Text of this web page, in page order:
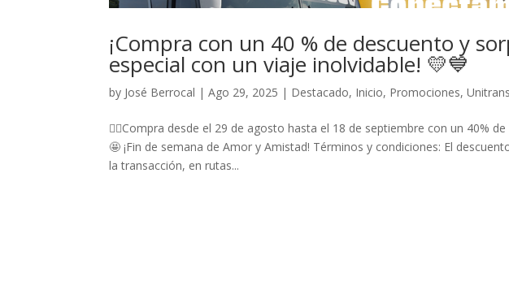
¡Compra con un 40 % de descuento y
especial con un viaje inolvidable! 💛💙
by José Berrocal |Ago 29, 2025 | Destacado, Inicio, Promociones,
☝🏼Compra desde el 29 de agosto hasta el 18 de septiembre con un 40%
🤩 ¡Fin de semana de Amor y Amistad! Términos y condiciones: El
la transacción, en rutas...